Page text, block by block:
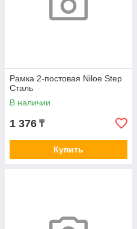
Рамка 2-постовая Niloe Step
Сталь
В наличии
1 376 ₸
Купить